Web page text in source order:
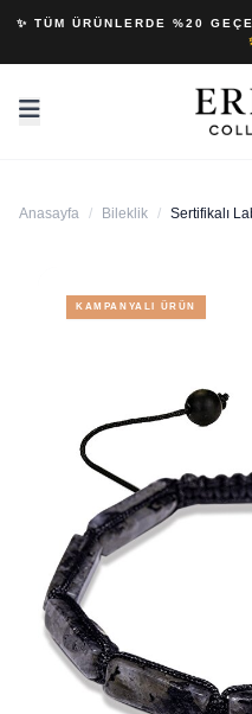
✨ TÜM ÜRÜNLERDE %20
Anasayfa / Bileklik / Sertifikalı
KAMPANYALI ÜRÜN